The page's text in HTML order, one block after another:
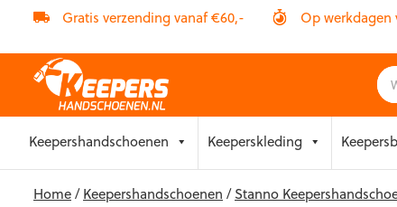
Gratis verzending vanaf €60,- Op werkdagen
toKeepershandschoenen Keeperskleding
Home/Keepershandschoenen /Stanno